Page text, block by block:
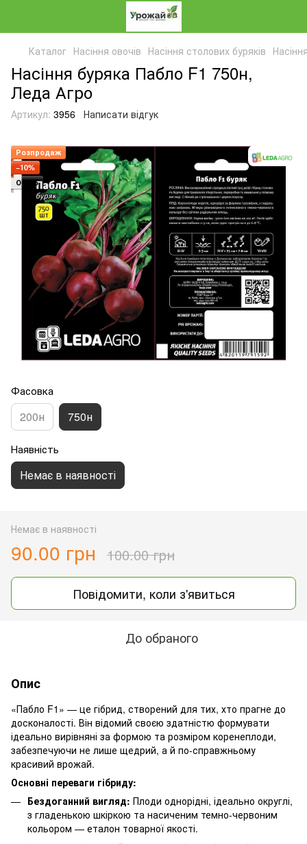
Каталог Насіння овочів Насіння столових буряків
Насіння буряка Пабло F1 750н,
Леда Агро
Артикул: 3956 Написати відгук
Розпродаж
−10%
ОПТ 5
Фасовка
200н 750н
Наявність
Немає в наявності
Немає в наявності
90.00 грн 100.00 грн
Повідомити, коли з'явиться
До обраного
Опис
«Пабло F1» — це гібрид, створений для тих, хто прагне до
досконалості. Він відомий своєю здатністю формувати
ідеально вирівняні за формою та розміром коренеплоди,
забезпечуючи не лише щедрий, а й по-справжньому
красивий врожай.
Основні переваги гібриду:
Бездоганний вигляд: Плоди однорідні, ідеально округлі,
з гладенькою шкіркою та насиченим темно-червоним
кольором — еталон товарної якості.